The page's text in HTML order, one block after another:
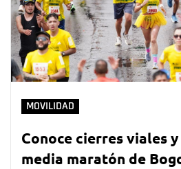
MOVILIDAD
Conoce cierres viales
media maratón de